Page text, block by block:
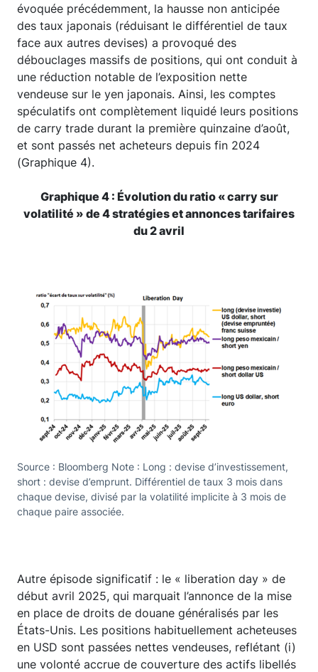
évoquée précédemment, la hausse non anticipée
des taux japonais (réduisant le différentiel de taux
face aux autres devises) a provoqué des
débouclages massifs de positions, qui ont conduit à
une réduction notable de l’exposition nette
vendeuse sur le yen japonais. Ainsi, les comptes
spéculatifs ont complètement liquidé leurs positions
de carry trade durant la première quinzaine d’août,
et sont passés net acheteurs depuis fin 2024
(Graphique 4).
Graphique 4 : Évolution du ratio « carry sur
volatilité » de 4 stratégies et annonces tarifaires
du 2 avril
Source : Bloomberg Note : Long : devise d’investissement,
short : devise d’emprunt. Différentiel de taux 3 mois dans
chaque devise, divisé par la volatilité implicite à 3 mois de
chaque paire associée.
Autre épisode significatif : le « liberation day » de
début avril 2025, qui marquait l’annonce de la mise
en place de droits de douane généralisés par les
États-Unis. Les positions habituellement acheteuses
en USD sont passées nettes vendeuses, reflétant (i)
une volonté accrue de couverture des actifs libellés